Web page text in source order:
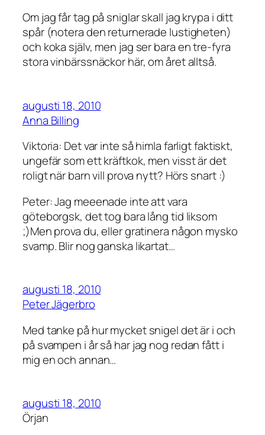
Om jag får tag på sniglar skall jag krypa i ditt
spår (notera den returnerade lustigheten)
och koka själv, men jag ser bara en tre-fyra
stora vinbärssnäckor här, om året alltså.
augusti 18, 2010
Anna Billing
Viktoria: Det var inte så himla farligt faktiskt,
ungefär som ett kräftkok, men visst är det
roligt när barn vill prova nytt? Hörs snart :)
Peter: Jag meeenade inte att vara
göteborgsk, det tog bara lång tid liksom
;)Men prova du, eller gratinera någon mysko
svamp. Blir nog ganska likartat…
augusti 18, 2010
Peter Jägerbro
Med tanke på hur mycket snigel det är i och
på svampen i år så har jag nog redan fått i
mig en och annan…
augusti 18, 2010
Örjan